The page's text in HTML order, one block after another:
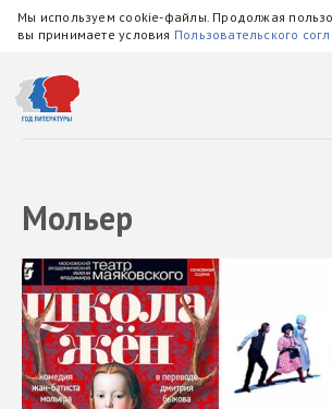
Мы используем cookie-файлы. Продолжая
вы принимаете условия Пользовательского
Мольер